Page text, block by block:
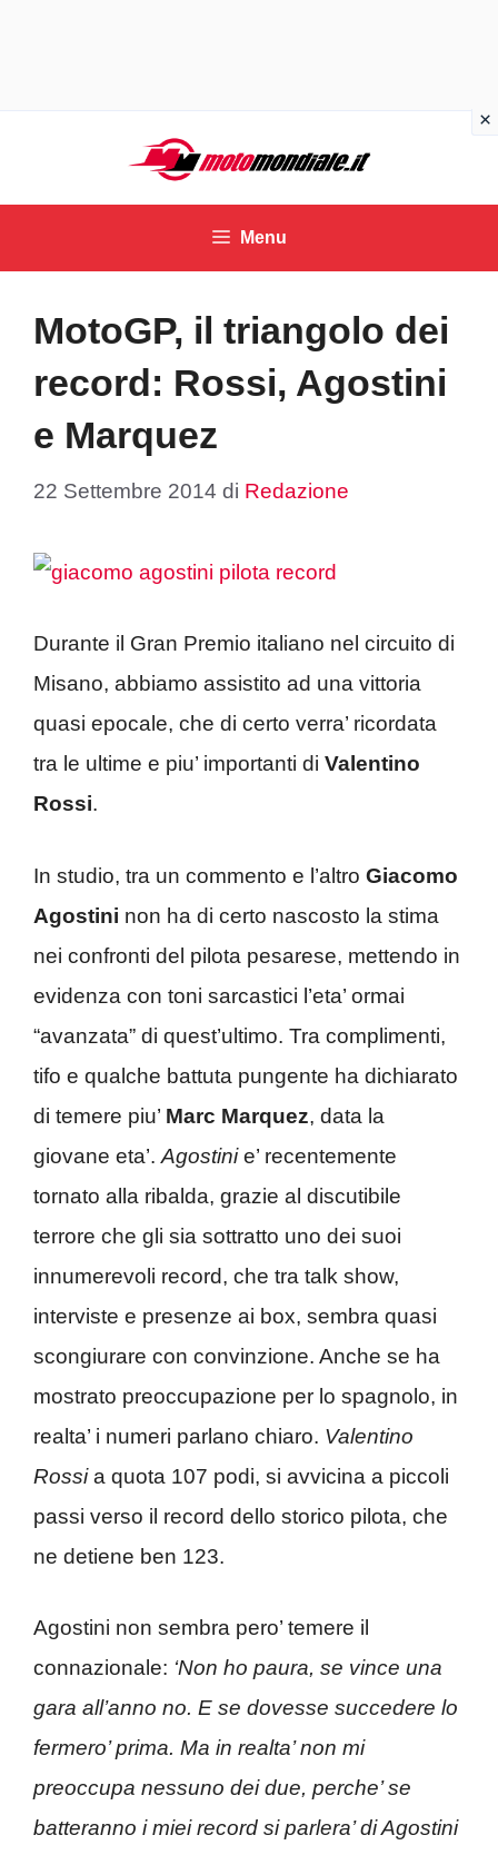
contenuto
Menu
MotoGP, il triangolo dei
record: Rossi, Agostini
e Marquez
22 Settembre 2014 di Redazione
Durante il Gran Premio italiano nel circuito di
Misano, abbiamo assistito ad una vittoria
quasi epocale, che di certo verra’ ricordata
tra le ultime e piu’ importanti di Valentino
Rossi.
In studio, tra un commento e l’altro Giacomo
Agostini non ha di certo nascosto la stima
nei confronti del pilota pesarese, mettendo in
evidenza con toni sarcastici l’eta’ ormai
“avanzata” di quest’ultimo. Tra complimenti,
tifo e qualche battuta pungente ha dichiarato
di temere piu’ Marc Marquez, data la
giovane eta’. Agostinie’ recentemente
tornato alla ribalda, grazie al discutibile
terrore che gli sia sottratto uno dei suoi
innumerevoli record, che tra talk show,
interviste e presenze ai box, sembra quasi
scongiurare con convinzione. Anche se ha
mostrato preoccupazione per lo spagnolo, in
realta’ i numeri parlano chiaro. Valentino
Rossia quota 107 podi, si avvicina a piccoli
passi verso il record dello storico pilota, che
ne detiene ben 123.
Agostini non sembra pero’ temere il
connazionale: ‘Non ho paura, se vince una
gara all’anno no. E se dovesse succedere lo
fermero’ prima. Ma in realta’ non mi
preoccupa nessuno dei due, perche’ se
batteranno i miei record si parlera’ di Agostini